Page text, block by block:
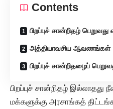
Contents
பிறப்புச் சான்றிதழ் பெறுவது
அத்தியாவசிய ஆவணங்கள்
பிறப்புச் சான்றிதழைப்
பிறப்புச் சான்றிதழ் இல்லாதது
மக்களுக்கு அரசாங்கத்